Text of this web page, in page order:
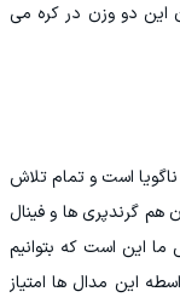
این دو وزن در کره می
بازی های آسیایی ناگویا است و تمام تلاش
هم گرندپری ها و فینال
این است که بتوانیم
این مدال ها امتیاز